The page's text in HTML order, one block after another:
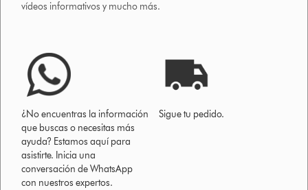
vídeos informativos y mucho más.
¿No encuentras la información
que buscas o necesitas más
ayuda? Estamos aquí para
asistirte. Inicia una
conversación de WhatsApp
con nuestros expertos.
Sigue tu pedido.